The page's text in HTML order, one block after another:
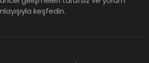
keşfedin.